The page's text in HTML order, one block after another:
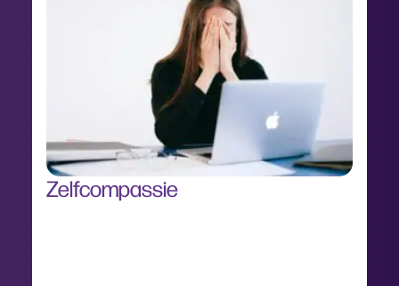
Zelfcompassie